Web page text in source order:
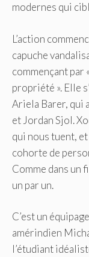
modernes qui
L’action
capuche
commençant par
propriété ». Elle
Ariela Barer, qui
et Jordan Sjol.
qui nous tuent,
cohorte de
Comme dans un
un par un.
C’est un
amérindien
l’étudiant